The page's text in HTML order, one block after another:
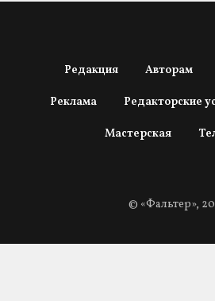
Редакция Авторам
Реклама Редакторские
Мастерская
© «Фальтер»,